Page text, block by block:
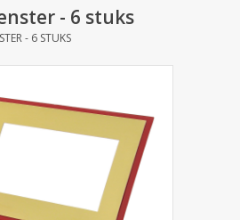
- 6 stuks
- 6 STUKS